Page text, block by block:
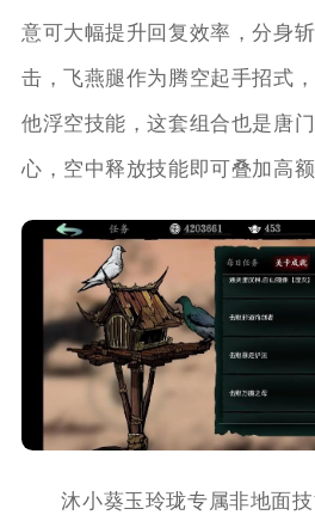
意可大幅提升回复效率，分身
击，飞燕腿作为腾空起手招式
他浮空技能，这套组合也是唐
心，空中释放技能即可叠加高额
沐小葵玉玲珑专属非地面